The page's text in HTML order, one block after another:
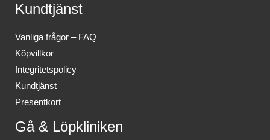
Kundtjänst
Vanliga frågor – FAQ
Köpvillkor
Integritetspolicy
Kundtjänst
Presentkort
Gå & Löpkliniken